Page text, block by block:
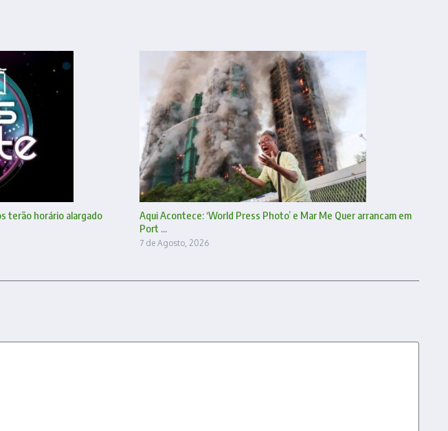
terão horário alargado
Aqui Acontece: ‘World Press Photo’ e Mar Me Quer arrancam em
Port ...
7 de Agosto, 2026